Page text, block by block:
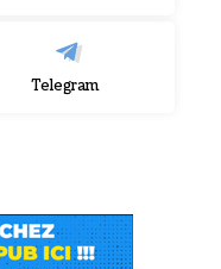
Telegram